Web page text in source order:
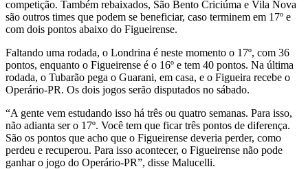
competição. Também rebaixados, São Bento Criciúma e Vila Nova
são outros times que podem se beneficiar, caso terminem em 17º e
com dois pontos abaixo do Figueirense.
Faltando uma rodada, o Londrina é neste momento o 17º, com 36
pontos, enquanto o Figueirense é o 16º e tem 40 pontos. Na última
rodada, o Tubarão pega o Guarani, em casa, e o Figueira recebe o
Operário-PR. Os dois jogos serão disputados no sábado.
“A gente vem estudando isso há três ou quatro semanas. Para isso,
não adianta ser o 17º. Você tem que ficar três pontos de diferença.
São os pontos que acho que o Figueirense deveria perder, como
perdeu e recuperou. Para isso acontecer, o Figueirense não pode
ganhar o jogo do Operário-PR”, disse Malucelli.